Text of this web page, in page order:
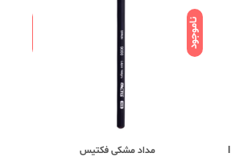
مداد مشکی فلوروسنت صورتی I
ناموجود
مداد مشکی فکتیس